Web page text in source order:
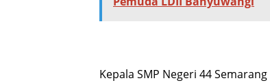
Kepala SMP Negeri 44